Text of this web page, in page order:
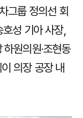
그룹 정의선 회
호성 기아 사장,
원의원·조현동
의장 공장 내